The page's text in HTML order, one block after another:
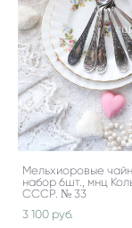
Мельхиоровые
набор 6шт., мнц
СССР. № 33
3 100 pуб.